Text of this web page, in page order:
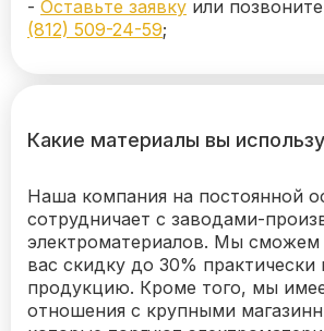
- Оставьте заявку или
(812) 509-24-59;
Какие материалы вы
Наша компания на постоянной
сотрудничает с заводами-
электроматериалов. Мы сможем
вас скидку до 30%
продукцию. Кроме того, мы
отношения с крупными